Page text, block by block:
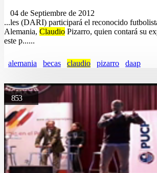
04 de Septiembre de 2012
...les (DARI) participará el reconocido
Alemania, Claudio Pizarro, quien contará su
este p......
alemania becas claudio pizarro daap
853